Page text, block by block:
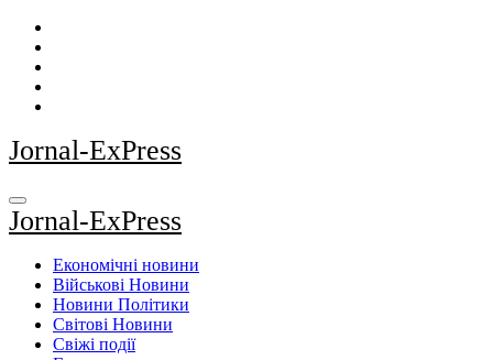
Jornal-ExPress
Jornal-ExPress
Економічні новини
Військові Новини
Новини Політики
Світові Новини
Свіжі події